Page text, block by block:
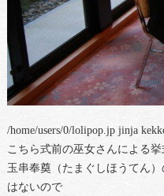
/home/users/0/lolipop.jp jinja
こちら式前の巫女さんによる挙
玉串奉奠（たまぐしほうてん
はないので